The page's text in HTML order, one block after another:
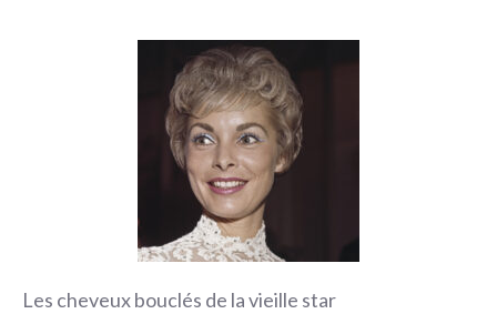
Les cheveux bouclés de la vieille star